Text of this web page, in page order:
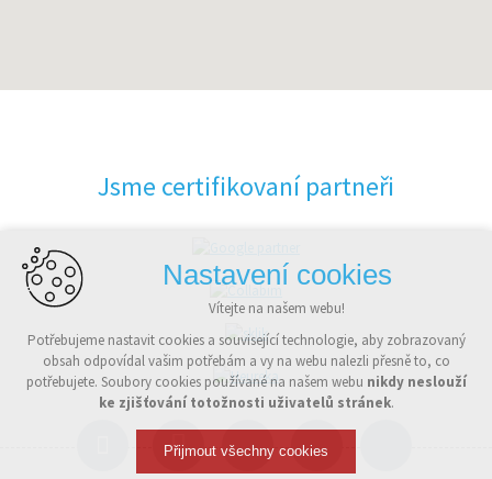
Nastavení cookies
Vítejte na našem webu!
Potřebujeme nastavit cookies a související technologie, aby zobrazovaný
obsah odpovídal vašim potřebám a vy na webu nalezli přesně to, co
potřebujete. Soubory cookies používané na našem webu nikdy neslouží
ke zjišťování totožnosti uživatelů stránek.
Přijmout všechny cookies
Jsme certifikovaní partneři